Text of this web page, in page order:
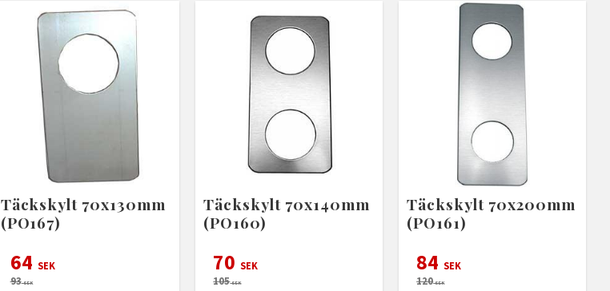
Täckskylt 70x130mm
(PO167)
64 SEK
93SEK
Täckskylt 70x140mm
(PO160)
70 SEK
105SEK
Täckskylt 70x200mm
(PO161)
84 SEK
120SEK